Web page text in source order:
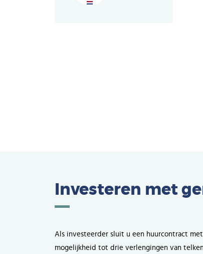
Investeren met
Als investeerder sluit u een huurcontract
mogelijkheid tot drie verlengingen van